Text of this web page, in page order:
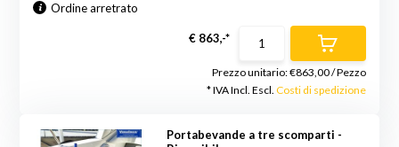
Ordine arretrato
€ 863,-*
Prezzo unitario:€863,00/Pezzo
* IVA Incl. Escl. Costi di spedizione
Portabevande a tre scomparti -